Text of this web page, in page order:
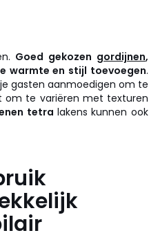
Goed gekozen gordijnen,
warmte en stijl toevoegen.
gasten aanmoedigen om te
om te variëren met texturen
tetra lakens kunnen ook